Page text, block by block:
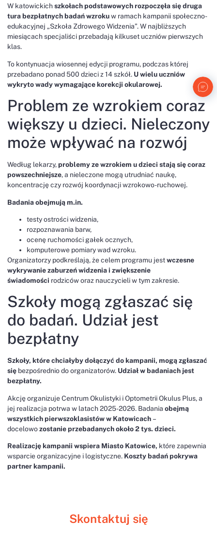
W katowickichszkołach podstawowych rozpoczęła się druga
tura bezpłatnych badań wzrokuw ramach kampanii społeczno-
edukacyjnej „Szkoła Zdrowego Widzenia”. W najbliższych
miesiącach specjaliści przebadają kilkuset uczniów pierwszych
klas.
To kontynuacja wiosennej edycji programu, podczas której
przebadano ponad 500 dzieci z 14 szkół. U wielu uczniów
wykryto wady wymagające korekcji okularowej.
Problem ze wzrokiem coraz
większy u dzieci. Nieleczony
może wpływać na rozwój
Według lekarzy,problemy ze wzrokiem u dzieci stają się coraz
powszechniejsze, a nieleczone mogą utrudniać naukę,
koncentrację czy rozwój koordynacji wzrokowo-ruchowej.
Badania obejmują m.in.
testy ostrości widzenia,
rozpoznawania barw,
ocenę ruchomości gałek ocznych,
komputerowe pomiary wad wzroku.
Organizatorzy podkreślają, że celem programu jestwczesne
wykrywanie zaburzeń widzenia i zwiększenie
świadomości rodziców oraz nauczycieli w tym zakresie.
Szkoły mogą zgłaszać się
do badań. Udział jest
bezpłatny
Szkoły, które chciałyby dołączyć do kampanii, mogą zgłaszać
się bezpośrednio do organizatorów. Udział w badaniach jest
bezpłatny.
Akcję organizuje Centrum Okulistyki i Optometrii Okulus Plus, a
jej realizacja potrwa w latach 2025-2026. Badania obejmą
wszystkich pierwszoklasistów w Katowicach–
docelowozostanie przebadanych około 2 tys. dzieci.
Realizację kampanii wspiera Miasto Katowice, które zapewnia
wsparcie organizacyjne i logistyczne. Koszty badań pokrywa
partner kampanii.
Skontaktuj się